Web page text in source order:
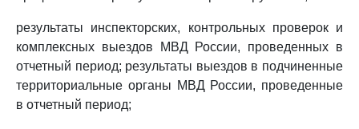
результаты инспекторских, контрольных проверок и
комплексных выездов МВД России, проведенных в
отчетный период; результаты выездов в подчиненные
территориальные органы МВД России, проведенные
в отчетный период;